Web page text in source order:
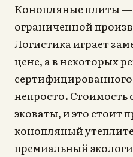
Конопляные плиты —
ограниченной
Логистика играет
цене, а в некоторых
непросто. Стоимость
эковаты, и это стоит
конопляный
премиальный